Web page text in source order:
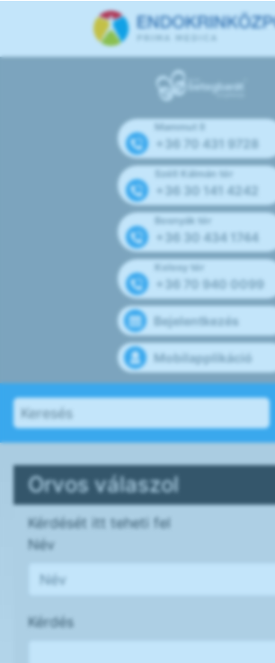
Mammut II
+36 70 431 9728
Széll Kálmán tér
+36 30 141 4242
Bosnyák tér
+36 30 434 1744
Kolosy tér
+36 70 940 0099
Bejelentkezés
Mobilapplikáció
Orvos válaszol
Kérdését itt teheti fel
Név
Kérdés